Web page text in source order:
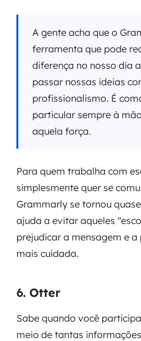
A gente acha que o
ferramenta que pode
diferença no nosso dia
passar nossas ideias
profissionalismo. É
particular sempre à
aquela força.
Para quem trabalha com
simplesmente quer se
Grammarly se tornou
ajuda a evitar aqueles
prejudicar a mensagem e
mais cuidada.
6. Otter
Sabe quando você
meio de tantas